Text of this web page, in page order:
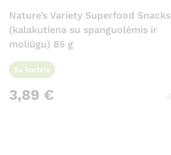
Nature’s Variety Superfood Snacks
(kalakutiena su spanguolėmis ir
moliūgu) 85 g
Su kortele
3,89 €